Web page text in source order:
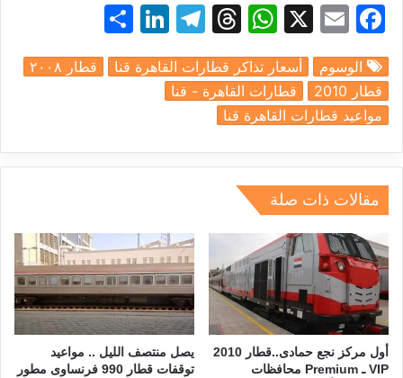
F
a
c
e
b
o
o
k
E
m
ai
l
X
W
h
at
s
A
p
p
T
hr
e
a
s
T
el
e
gr
m
Li
n
k
n
h
ar
الوسوم أسعار تذاكر قطارات القاهرة قنا
قطار ٢٠٠٨
قطار 2010
قطارات القاهرة - قنا
مواعيد قطارات القاهرة قنا
مقالات ذات صلة
أول مركز نجع حمادى..قطار 2010
VIP ـ Premium محافظات
يصل منتصف الليل .. مواعيد
توقفات قطار 990 فرنساوى مطور